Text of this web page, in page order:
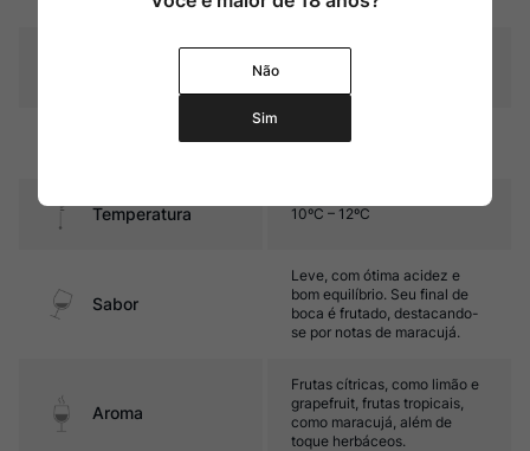
Graduação Alcóoli
Amadurecimento Sem estágio em carvalho
Temperatura 10ºC – 12ºC
Sabor
Leve, com ótima acidez e
bom equilíbrio. Seu final de
boca é frutado, destacando-
se por notas de maracujá.
Aroma
Frutas cítricas, como limão e
grapefruit, frutas tropicais,
como maracujá, além de
toque herbáceos.
Não
Sim